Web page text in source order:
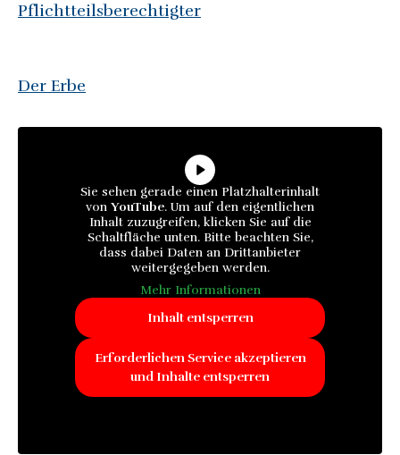
Pflichtteilsberechtigter
Der Erbe
Sie sehen gerade einen Platzhalterinhalt
von YouTube. Um auf den eigentlichen
Inhalt zuzugreifen, klicken Sie auf die
Schaltfläche unten. Bitte beachten Sie,
dass dabei Daten an Drittanbieter
weitergegeben werden.
Mehr Informationen
Inhalt entsperren
Erforderlichen Service akzeptieren
und Inhalte entsperren